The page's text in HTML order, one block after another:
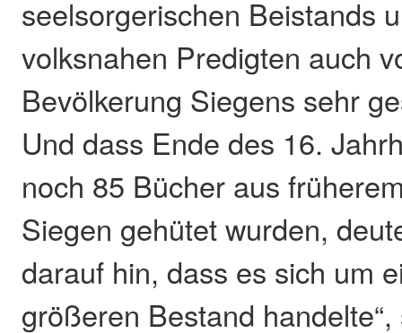
seelsorgerischen Beistands
volksnahen Predigten auch
Bevölkerung Siegens sehr
Und dass Ende des 16.
noch 85 Bücher aus
Siegen gehütet wurden,
darauf hin, dass es sich um
größeren Bestand